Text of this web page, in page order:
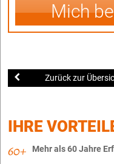
Mich
Zurück zur
IHRE
Mehr als 60 Jahre